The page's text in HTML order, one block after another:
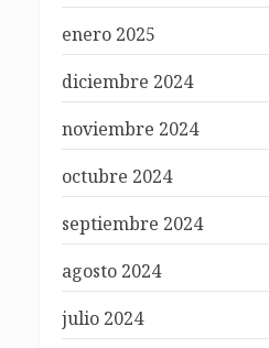
enero 2025
diciembre 2024
noviembre 2024
octubre 2024
septiembre 2024
agosto 2024
julio 2024